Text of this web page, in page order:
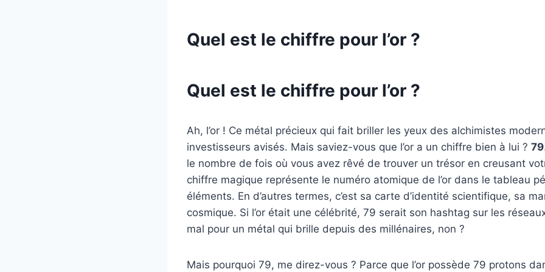
Quel est le chiffre pour l’or ?
Quel est le chiffre pour l’or ?
Ah, l’or ! Ce métal précieux qui fait briller les yeux des alchimistes
investisseurs avisés. Mais saviez-vous que l’or a un chiffre bien à lui ? 79
le nombre de fois où vous avez rêvé de trouver un trésor en creusant
chiffre magique représente le numéro atomique de l’or dans le tableau
éléments. En d’autres termes, c’est sa carte d’identité scientifique, sa
cosmique. Si l’or était une célébrité, 79 serait son hashtag sur les
mal pour un métal qui brille depuis des millénaires, non ?
Mais pourquoi 79, me direz-vous ? Parce que l’or possède 79 protons